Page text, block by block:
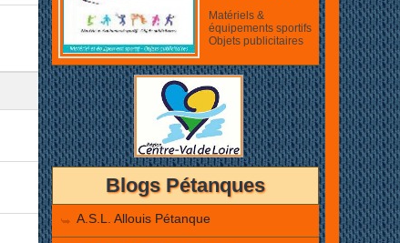
Matériels &
équipements sportifs
Objets publicitaires
Blogs Pétanques
A.S.L. Allouis Pétanque